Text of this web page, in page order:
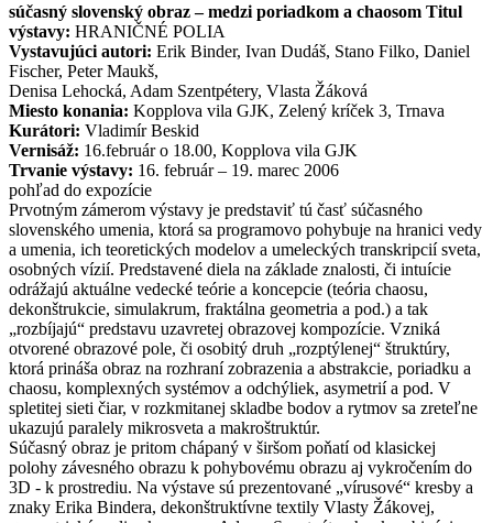
súčasný slovenský obraz – medzi poriadkom a chaosom Titul
výstavy: HRANIČNÉ POLIA
Vystavujúci autori: Erik Binder, Ivan Dudáš, Stano Filko, Daniel
Fischer, Peter Maukš,
Denisa Lehocká, Adam Szentpétery, Vlasta Žáková
Miesto konania: Kopplova vila GJK, Zelený kríček 3, Trnava
Kurátori: Vladimír Beskid
Vernisáž: 16.február o 18.00, Kopplova vila GJK
Trvanie výstavy: 16. február – 19. marec 2006
pohľad do expozície
Prvotným zámerom výstavy je predstaviť tú časť súčasného
slovenského umenia, ktorá sa programovo pohybuje na hranici vedy
a umenia, ich teoretických modelov a umeleckých transkripcií sveta,
osobných vízií. Predstavené diela na základe znalosti, či intuície
odrážajú aktuálne vedecké teórie a koncepcie (teória chaosu,
dekonštrukcie, simulakrum, fraktálna geometria a pod.) a tak
„rozbíjajú“ predstavu uzavretej obrazovej kompozície. Vzniká
otvorené obrazové pole, či osobitý druh „rozptýlenej“ štruktúry,
ktorá prináša obraz na rozhraní zobrazenia a abstrakcie, poriadku a
chaosu, komplexných systémov a odchýliek, asymetrií a pod. V
spletitej sieti čiar, v rozkmitanej skladbe bodov a rytmov sa zreteľne
ukazujú paralely mikrosveta a makroštruktúr.
Súčasný obraz je pritom chápaný v širšom poňatí od klasickej
polohy závesného obrazu k pohybovému obrazu aj vykročením do
3D - k prostrediu. Na výstave sú prezentované „vírusové“ kresby a
znaky Erika Bindera, dekonštruktívne textily Vlasty Žákovej,